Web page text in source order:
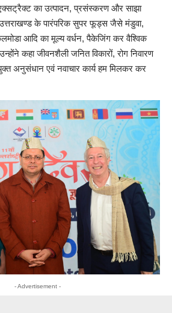
का उत्पादन, प्रसंस्करण और साझा
उत्तराखण्ड के पारंपरिक सुपर फूड्स जैसे मंडुवा,
आदि का मूल्य वर्धन, पैकेजिंग कर वैश्विक
कहा जीवनशैली जनित विकारों, रोग निवारण
अनुसंधान एवं नवाचार कार्य हम मिलकर कर
- Advertisement -